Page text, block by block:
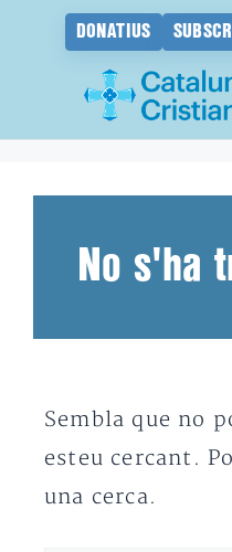
DONATIUS
No s'ha
Sembla que no
esteu cercant.
una cerca.